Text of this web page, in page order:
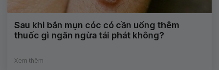
Sau khi bắn mụn cóc có cần uống thêm
thuốc gì ngăn ngừa tái phát không?
Xem thêm